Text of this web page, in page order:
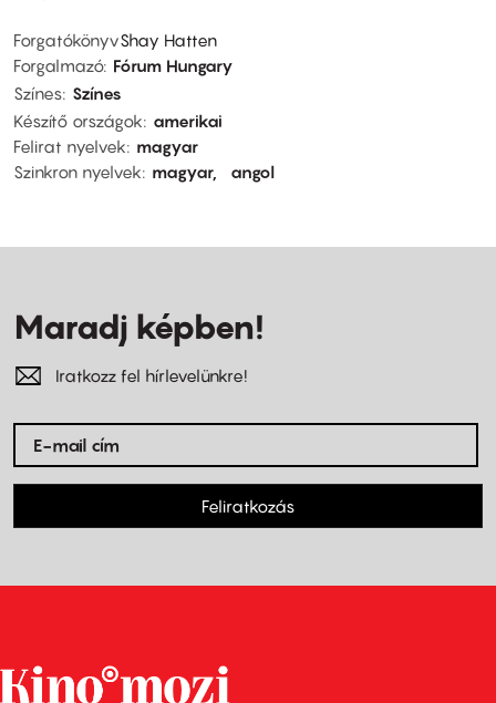
ForgatókönyvShay Hatten
Forgalmazó Fórum Hungary
Színes Színes
Készítő országok
amerikai
Felirat nyelvek
magyar
Szinkron nyelvek
magyar angol
Maradj képben!
Iratkozz fel hírlevelünkre!
Feliratkozás